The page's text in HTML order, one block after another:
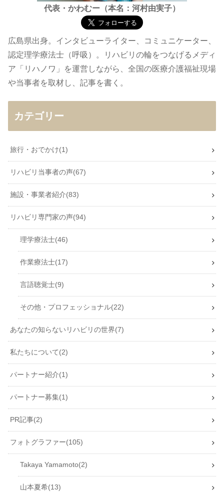
代表・かわむー（本名：河村由実子）
広島県出身。インタビューライター、コミュニケーター、
認定理学療法士（呼吸）。リハビリの輪をつなげるメディ
ア「リハノワ」を運営しながら、全国の医療介護福祉現場
や当事者を取材し、記事を書く。
カテゴリー
旅行・おでかけ 1
リハビリ当事者の声 67
施設・事業者紹介 83
リハビリ専門家の声 94
理学療法士 46
作業療法士 17
言語聴覚士 9
その他・プロフェッショナル 22
あなたの知らないリハビリの世界 7
私たちについて 2
パートナー紹介 1
パートナー募集 1
PR記事 2
フォトグラファー 105
Takaya Yamamoto 2
山本夏希 13